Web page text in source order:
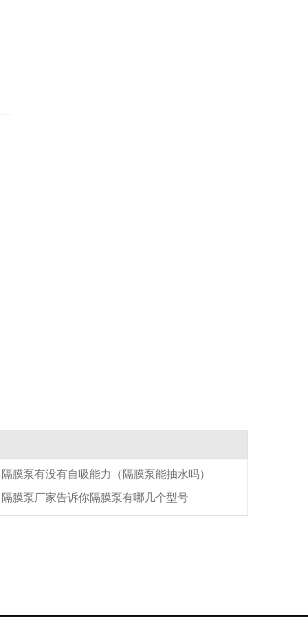
隔膜泵有没有自吸能力（隔膜泵能抽水吗）
隔膜泵厂家告诉你隔膜泵有哪几个型号